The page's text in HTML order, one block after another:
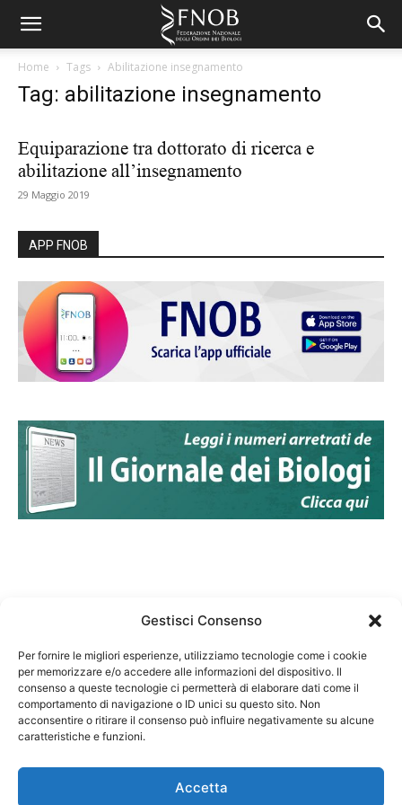
Gestisci Consenso
Per fornire le migliori esperienze, utilizziamo tecnologie come i cookie
per memorizzare e/o accedere alle informazioni del dispositivo. Il
consenso a queste tecnologie ci permetterà di elaborare dati come il
comportamento di navigazione o ID unici su questo sito. Non
acconsentire o ritirare il consenso può influire negativamente su alcune
caratteristiche e funzioni.
Accetta
Home Tags Abilitazione insegnamento
Tag: abilitazione insegnamento
Equiparazione tra dottorato di ricerca e
abilitazione all’insegnamento
29 Maggio 2019
APP FNOB
Federazione Nazionale Degli Ordini dei Biologi:
codice fiscale 80069130583
Responsabile sito internet www.fnob.it: Vincenzo